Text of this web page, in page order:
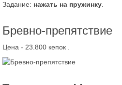
Задание: нажать на пружинку
Бревно-препятствие
Цена - 23.800 кепок